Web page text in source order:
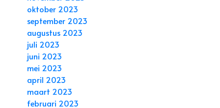
oktober 2023
september 2023
augustus 2023
juli 2023
juni 2023
mei 2023
april 2023
maart 2023
februari 2023